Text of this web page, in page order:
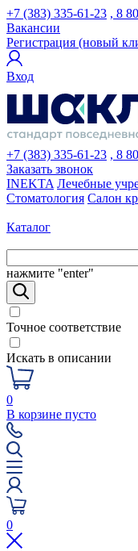
+7 (383) 335-61-23 , 8
Вакансии
Регистрация (новый
Вход
+7 (383) 335-61-23 , 8
Заказать звонок
INEKTA Лечебные
Стоматология Салон
Каталог
нажмите "enter"
Точное соответствие
Искать в описании
0
В корзине пусто
0